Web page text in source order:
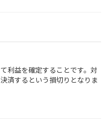
利益を確定することです。対
済するという損切りとなりま